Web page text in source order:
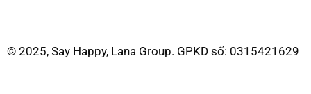
© 2025, Say Happy, Lana Group. GPKD số: 0315421629